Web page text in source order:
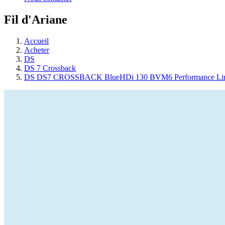
Fil d'Ariane
Accueil
Acheter
DS
DS 7 Crossback
DS DS7 CROSSBACK BlueHDi 130 BVM6 Performance